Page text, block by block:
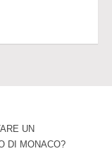
UN
DI MONACO?